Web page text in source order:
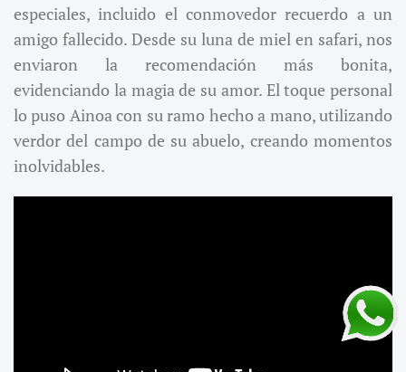
especiales, incluido el conmovedor recuerdo a un
amigo fallecido. Desde su luna de miel en safari, nos
enviaron la recomendación más bonita,
evidenciando la magia de su amor. El toque personal
lo puso Ainoa con su ramo hecho a mano, utilizando
verdor del campo de su abuelo, creando momentos
inolvidables.